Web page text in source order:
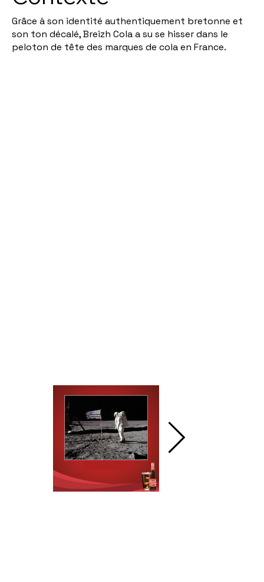
Grâce à son identité authentiquement bretonne et
son ton décalé, Breizh Cola a su se hisser dans le
peloton de tête des marques de cola en France.